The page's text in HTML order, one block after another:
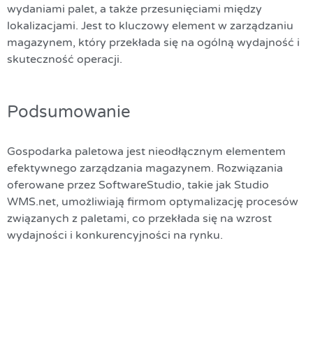
wydaniami palet, a także przesunięciami między
lokalizacjami. Jest to kluczowy element w zarządzaniu
magazynem, który przekłada się na ogólną wydajność i
skuteczność operacji.
Podsumowanie
Gospodarka paletowa jest nieodłącznym elementem
efektywnego zarządzania magazynem. Rozwiązania
oferowane przez SoftwareStudio, takie jak Studio
WMS.net, umożliwiają firmom optymalizację procesów
związanych z paletami, co przekłada się na wzrost
wydajności i konkurencyjności na rynku.